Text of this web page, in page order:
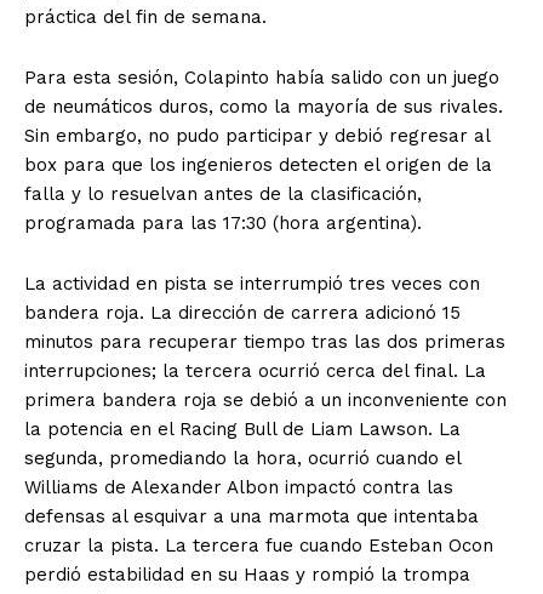
práctica del fin de semana.
Para esta sesión, Colapinto había salido con un juego
de neumáticos duros, como la mayoría de sus rivales.
Sin embargo, no pudo participar y debió regresar al
box para que los ingenieros detecten el origen de la
falla y lo resuelvan antes de la clasificación,
programada para las 17:30 (hora argentina).
La actividad en pista se interrumpió tres veces con
bandera roja. La dirección de carrera adicionó 15
minutos para recuperar tiempo tras las dos primeras
interrupciones; la tercera ocurrió cerca del final. La
primera bandera roja se debió a un inconveniente con
la potencia en el Racing Bull de Liam Lawson. La
segunda, promediando la hora, ocurrió cuando el
Williams de Alexander Albon impactó contra las
defensas al esquivar a una marmota que intentaba
cruzar la pista. La tercera fue cuando Esteban Ocon
perdió estabilidad en su Haas y rompió la trompa